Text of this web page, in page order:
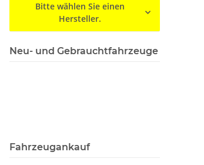
Bitte wählen Sie einen
Hersteller.
Neu- und Gebrauchtfahrzeuge
Fahrzeugankauf